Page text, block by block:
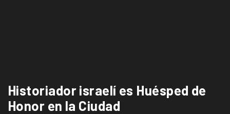
Historiador israelí es Huésped de
Honor en la Ciudad